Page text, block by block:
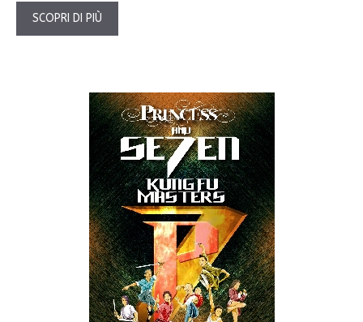
SCOPRI DI PIÙ